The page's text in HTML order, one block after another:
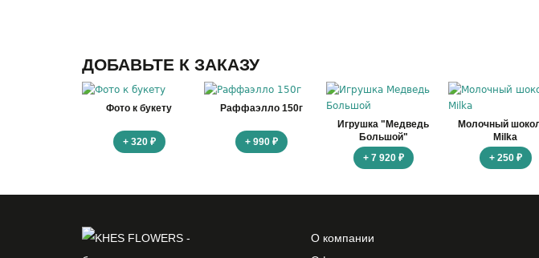
ДОБАВЬТЕ К ЗАКАЗУ
Фото к букету
+ 320 ₽
Раффаэлло 150г
+ 990 ₽
Игрушка "Медведь
Большой"
+ 7 920 ₽
Молочный
Milka
+ 250 ₽
О компании